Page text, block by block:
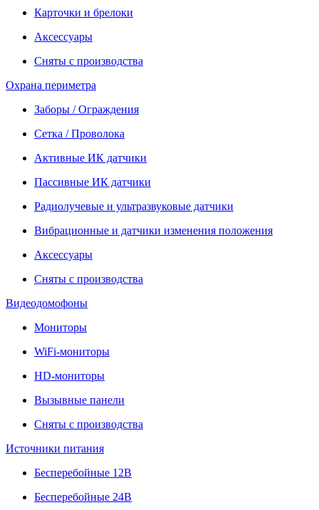
Карточки и брелоки
Аксессуары
Сняты с производства
Охрана периметра
Заборы / Ограждения
Сетка / Проволока
Активные ИК датчики
Пассивные ИК датчики
Радиолучевые и ультразвуковые датчики
Вибрационные и датчики изменения положения
Аксессуары
Сняты с производства
Видеодомофоны
Мониторы
WiFi-мониторы
HD-мониторы
Вызывные панели
Сняты с производства
Источники питания
Бесперебойные 12В
Бесперебойные 24В